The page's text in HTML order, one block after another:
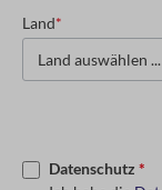
Land*
Datenschutz *